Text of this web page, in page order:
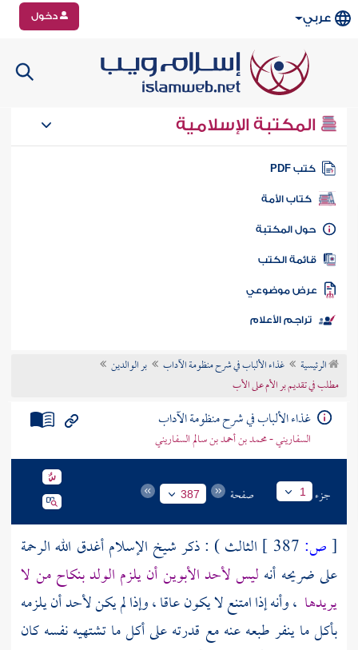
عربي دخول
المكتبة الإسلامية
كتب PDF
كتاب الأمة
المكتبة
الكتب
موضوعي
تراجم الأعلام
الرئيسية غذاء الألباب في شرح منظومة الآداب
بر الوالدين
مطلب في تقديم بر الأم على الأب
غذاء الألباب في شرح منظومة الآداب
السفاريني - محمد بن أحمد بن سالم السفاريني
جزء 1 صفحة 387
[ص: الثالث ) : ذكرشيخ الإسلامأغدق الله الرحمة
على ضريحه أنه ليس لأحد الأبوين أن يلزم الولد بنكاح من لا
يريدها ، وأنه إذا امتنع لا يكون عاقا ، وإذا لم يكن لأحد أن يلزمه
بأكل ما ينفر طبعه عنه مع قدرته على أكل ما تشتهيه نفسه كان